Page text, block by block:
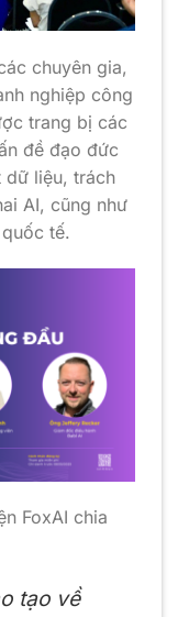
chuyên gia,
nghiệp công
trang bị các
đề đạo đức
dữ liệu, trách
AI, cũng như
tế.
FoxAI chia
tạo về